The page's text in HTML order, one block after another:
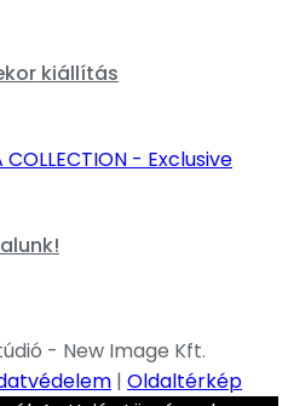
kiállítás
- New Image Kft.
| Oldaltérkép